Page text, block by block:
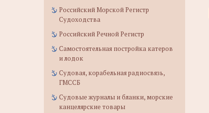
Российский Морской Регистр
Судоходства
Российский Речной Регистр
Самостоятельная постройка катеров
и лодок
Судовая, корабельная радиосвязь,
ГМССБ
Судовые журналы и бланки, морские
канцелярские товары